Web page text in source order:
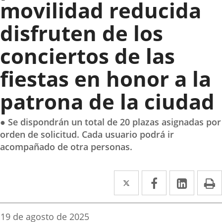
movilidad reducida
disfruten de los
conciertos de las
fiestas en honor a la
patrona de la ciudad
● Se dispondrán un total de 20 plazas asignadas por
orden de solicitud. Cada usuario podrá ir
acompañado de otra personas.
Twitter
Enlace
a
Facebook
Enlace
a
Enlace
a
Fecha
19 de agosto de 2025